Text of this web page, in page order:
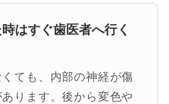
はすぐ歯医者へ行く
ても、内部の神経が傷
ります。後から変色や